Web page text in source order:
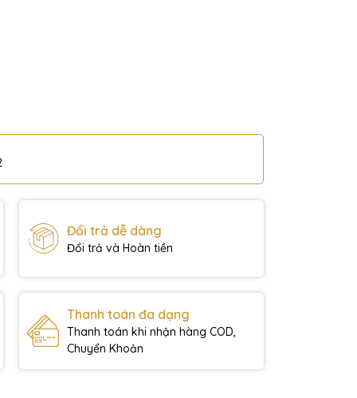
Đổi trả dễ dàng
Đổi trả và Hoàn tiền
Thanh toán đa dạng
Thanh toán khi nhận hàng COD,
Chuyển Khoản